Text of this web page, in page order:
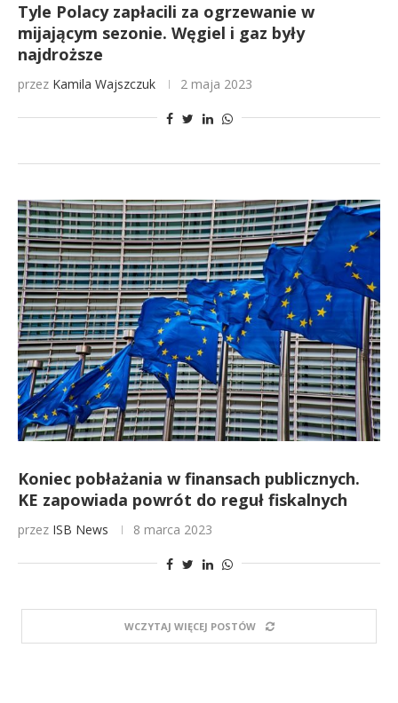
Tyle Polacy zapłacili za ogrzewanie w
mijającym sezonie. Węgiel i gaz były
najdroższe
przez Kamila Wajszczuk 2 maja 2023
Koniec pobłażania w finansach publicznych.
KE zapowiada powrót do reguł fiskalnych
przez ISB News 8 marca 2023
WCZYTAJ WIĘCEJ POSTÓW